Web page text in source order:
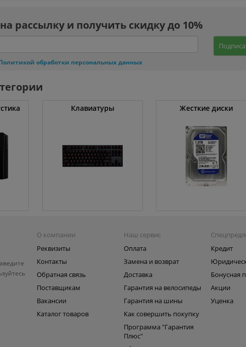
рассылку и получить скидку до 10%
обработки персональных данных
Клавиатуры Жесткие диски
О компании
Реквизиты
Контакты
Обратная связь
Поставщикам
Вакансии
Каталог товаров
Наш сервис
Оплата
Замена и возврат
Доставка
Гарантия на велосипеды
Гарантия на шины
Как совершить покупку
Программа "Гарантия
Плюс"
Кредит
Бонусная
Акции
Уценка